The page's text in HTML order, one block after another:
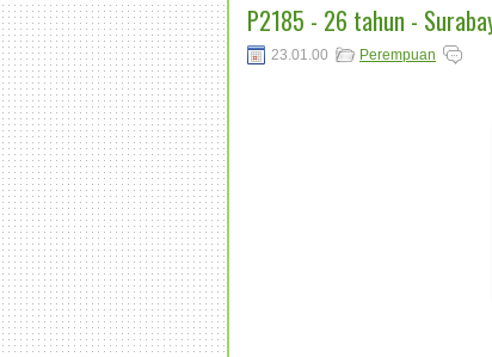
P2185 - 26 tahun -
23.01.00 Perempuan